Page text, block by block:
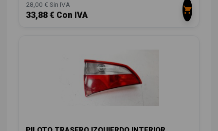
28,00 € Sin IVA
33,88 € Con IVA